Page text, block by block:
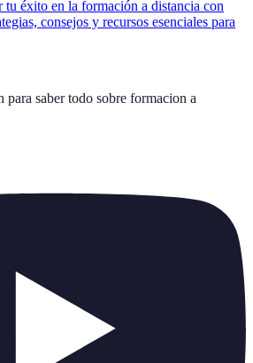
éxito en la formación a distancia con
consejos y recursos esenciales para
saber todo sobre formacion a